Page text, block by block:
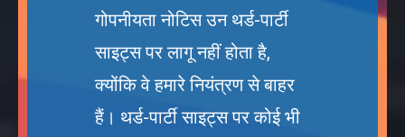
गोपनीयता नोटिस उन थर्ड-पार्टी
साइट्स पर लागू नहीं होता है,
क्योंकि वे हमारे नियंत्रण से बाहर
हैं। थर्ड-पार्टी साइट्स पर कोई भी